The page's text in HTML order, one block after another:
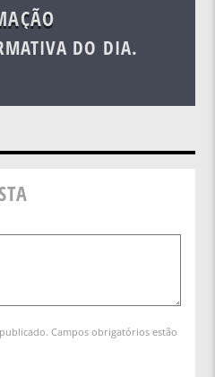
DO DIA.
Campos obrigatórios estão